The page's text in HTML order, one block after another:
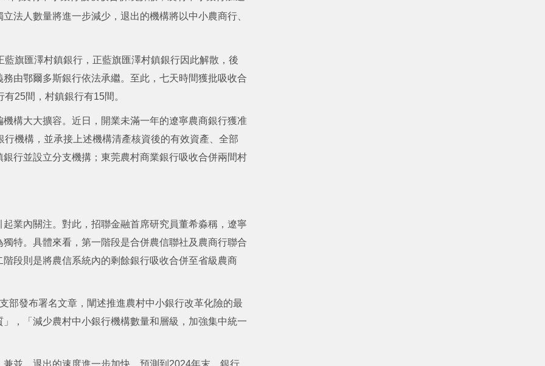
法人數量將進一步減少，退出的機構將以中小農商行、
旗匯澤村鎮銀行，正藍旗匯澤村鎮銀行因此解散，後
由鄂爾多斯銀行依法承繼。至此，七天時間獲批吸收合
25間，村鎮銀行有15間。
構大大擴容。近日，開業未滿一年的遼寧農商銀行獲准
機構，並承接上述機構清產核資後的有效資產、全部
行並設立分支機搆；東莞農村商業銀行吸收合併兩間村
業內關注。對此，招聯金融首席研究員董希淼稱，遼寧
特。具體來看，第一階段是合併農信聯社及農商行聯合
段則是將農信系統內的剩餘銀行吸收合併至省級農商
部發布署名文章，闡述推進農村中小銀行改革化險的最
，「減少農村中小銀行機構數量和層級，加強集中統一
並、退出的速度進一步加快。預測到2024年末，銀行